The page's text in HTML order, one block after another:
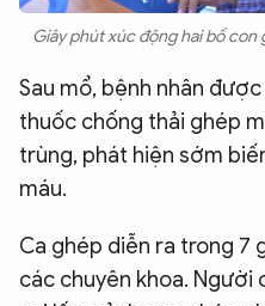
Giây phút xúc động hai bố con
Sau mổ, bệnh nhân
thuốc chống thải ghép
trùng, phát hiện sớm
máu.
Ca ghép diễn ra trong 7
các chuyên khoa. Người